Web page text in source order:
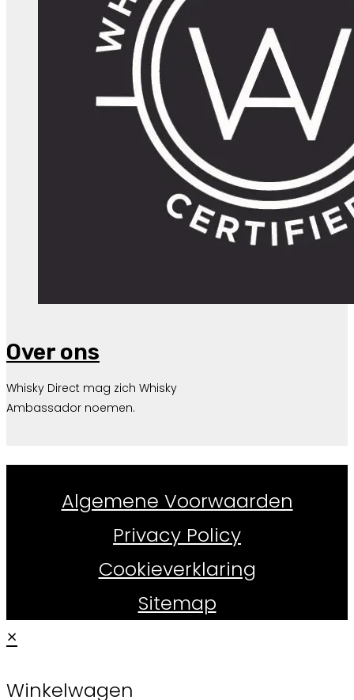
Over ons
Whisky Direct mag zich Whisky
Ambassador noemen.
Algemene Voorwaarden
Privacy Policy
Cookieverklaring
Sitemap
×
Winkelwagen